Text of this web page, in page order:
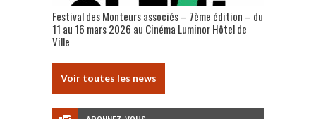
Festival des Monteurs associés – 7ème édition – du
11 au 16 mars 2026 au Cinéma Luminor Hôtel de
Ville
Voir toutes les news